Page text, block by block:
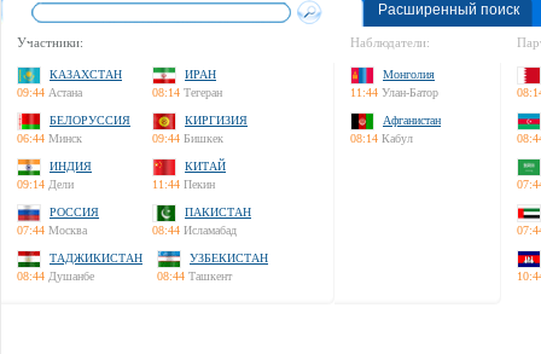
Расширенный поиск
Участники:
КАЗАХСТАН
09:44 Астана
ИРАН
08:14 Тегеран
БЕЛОРУССИЯ
06:44 Минск
КИРГИЗИЯ
09:44 Бишкек
ИНДИЯ
09:14 Дели
КИТАЙ
11:44 Пекин
РОССИЯ
07:44 Москва
ПАКИСТАН
08:44 Исламабад
ТАДЖИКИСТАН
08:44 Душанбе
УЗБЕКИСТАН
08:44 Ташкент
Наблюдатели:
Монголия
11:44 Улан-Батор
Афганистан
08:14 Кабул